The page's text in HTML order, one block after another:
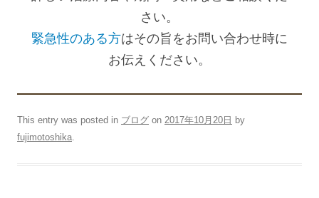
さい。
緊急性のある方はその旨をお問い合わせ時に
お伝えください。
This entry was posted in ブログ on 2017年10月20日 by
fujimotoshika